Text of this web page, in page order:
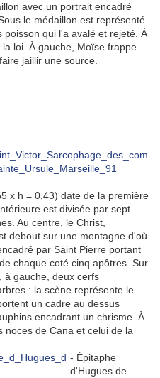
avec un portrait encadré
le médaillon est représenté
qui l'a avalé et rejeté. À
loi. À gauche, Moïse frappe
jaillir une source.
x h = 0,43) date de la première
est divisée par sept
Au centre, le Christ,
debout sur une montagne d'où
par Saint Pierre portant
chaque coté cinq apôtres. Sur
à gauche, deux cerfs
: la scène représente le
un cadre au dessus
encadrant un chrisme. À
noces de Cana et celui de la
- Épitaphe
d'Hugues de